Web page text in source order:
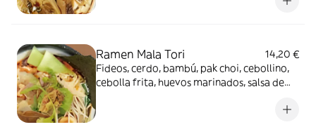
Ramen Mala Tori
14,20 €
Fideos, cerdo, bambú, pak choi, cebollino,
cebolla frita, huevos marinados, salsa de